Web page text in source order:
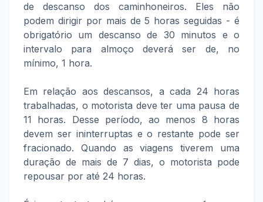
de descanso dos caminhoneiros. Eles não
podem dirigir por mais de 5 horas seguidas - é
obrigatório um descanso de 30 minutos e o
intervalo para almoço deverá ser de, no
mínimo, 1 hora.
Em relação aos descansos, a cada 24 horas
trabalhadas, o motorista deve ter uma pausa de
11 horas. Desse período, ao menos 8 horas
devem ser ininterruptas e o restante pode ser
fracionado. Quando as viagens tiverem uma
duração de mais de 7 dias, o motorista pode
repousar por até 24 horas.